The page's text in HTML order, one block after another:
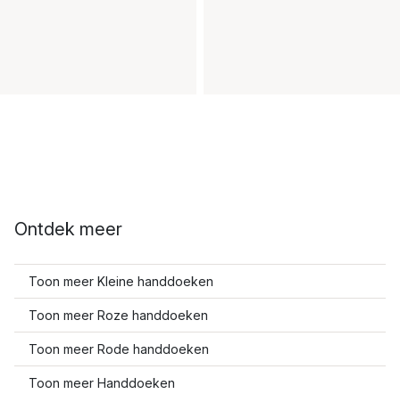
Ontdek meer
Toon meer Kleine handdoeken
Toon meer Roze handdoeken
Toon meer Rode handdoeken
Toon meer Handdoeken